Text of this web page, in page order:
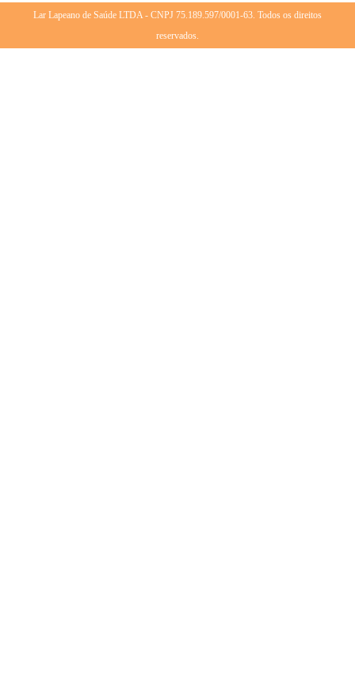
Lar Lapeano de Saúde LTDA - CNPJ 75.189.597/0001-63. Todos os direitos
reservados.